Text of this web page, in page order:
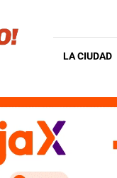
LA CIUDAD